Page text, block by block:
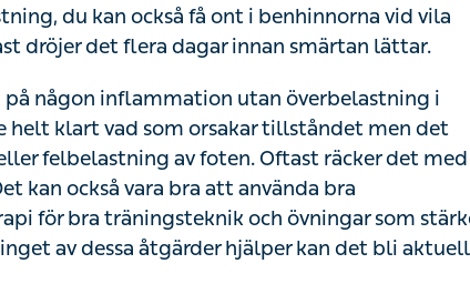
vid vila under dagen eller på natten. Oftast
lättar.
någon inflammation utan överbelastning i muskel-
som orsakar tillståndet men det kan bero på
av foten. Oftast räcker det med vila för att besvären
använda bra stötdämpande skor samt fysioterapi
stärker muskulaturen i underbenen. Om inget av
med kirurgi.